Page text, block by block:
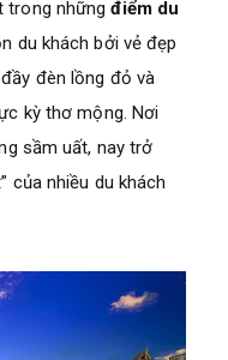
trong những điểm du
du khách bởi vẻ đẹp
đèn lồng đỏ và
kỳ thơ mộng. Nơi
sầm uất, nay trở
của nhiều du khách